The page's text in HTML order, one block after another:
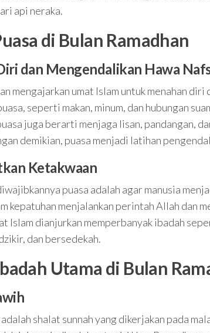
api neraka.
di Bulan Ramadhan
dan Mengendalikan Hawa
mengajarkan umat Islam untuk menahan diri
seperti makan, minum, dan hubungan
juga berarti menjaga lisan, pandangan,
demikian, puasa menjadi latihan
Ketakwaan
puasa adalah agar manusia
kepatuhan menjalankan perintah Allah dan
Islam dianjurkan memperbanyak ibadah
dan bersedekah.
Utama di Bulan
shalat sunnah yang dikerjakan pada